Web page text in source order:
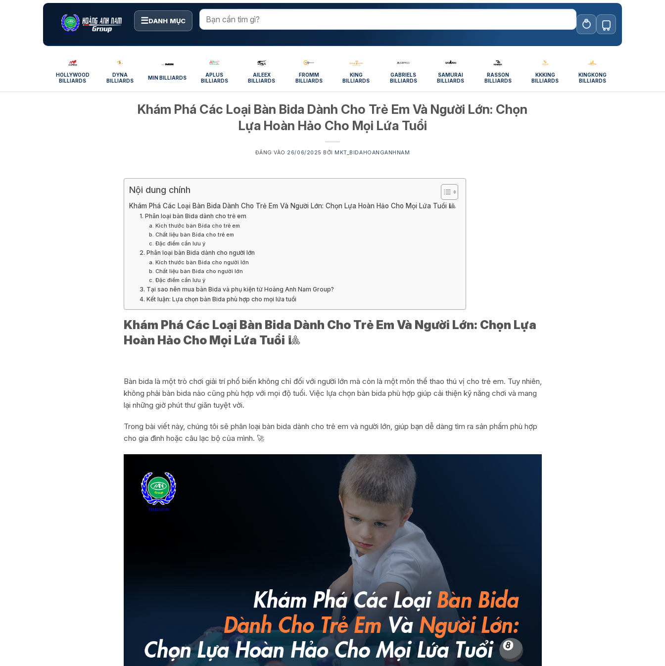
☰DANH MỤC
HOLLYWOOD
BILLIARDS
DYNA
BILLIARDS
MIN BILLIARDS
APLUS
BILLIARDS
AILEEX
BILLIARDS
FROMM
BILLIARDS
KING
BILLIARDS
GABRIELS
BILLIARDS
SAMURAI
BILLIARDS
RASSON
BILLIARDS
KKKING
BILLIARDS
KINGKONG
BILLIARDS
Khám Phá Các Loại Bàn Bida Dành Cho Trẻ Em Và Người Lớn: Chọn
Lựa Hoàn Hảo Cho Mọi Lứa Tuổi
ĐĂNG VÀO 26/06/2025 BỞI MKT_BIDAHOANGANHNAM
Nội dung chính
Khám Phá Các Loại Bàn Bida Dành Cho Trẻ Em Và Người Lớn: Chọn Lựa Hoàn Hảo Cho Mọi Lứa Tuổi 🎱
1. Phân loại bàn Bida dành cho trẻ em
a. Kích thước bàn Bida cho trẻ em
b. Chất liệu bàn Bida cho trẻ em
c. Đặc điểm cần lưu ý
2. Phân loại bàn Bida dành cho người lớn
a. Kích thước bàn Bida cho người lớn
b. Chất liệu bàn Bida cho người lớn
c. Đặc điểm cần lưu ý
3. Tại sao nên mua bàn Bida và phụ kiện từ Hoàng Anh Nam Group?
4. Kết luận: Lựa chọn bàn Bida phù hợp cho mọi lứa tuổi
Khám Phá Các Loại Bàn Bida Dành Cho Trẻ Em Và Người Lớn: Chọn Lựa
Hoàn Hảo Cho Mọi Lứa Tuổi 🎱
Bàn bida là một trò chơi giải trí phổ biến không chỉ đối với người lớn mà còn là một môn thể thao thú vị cho trẻ em. Tuy nhiên,
không phải bàn bida nào cũng phù hợp với mọi độ tuổi. Việc lựa chọn bàn bida phù hợp giúp cải thiện kỹ năng chơi và mang
lại những giờ phút thư giãn tuyệt vời.
Trong bài viết này, chúng tôi sẽ phân loại bàn bida dành cho trẻ em và người lớn, giúp bạn dễ dàng tìm ra sản phẩm phù hợp
cho gia đình hoặc câu lạc bộ của mình. 🚀